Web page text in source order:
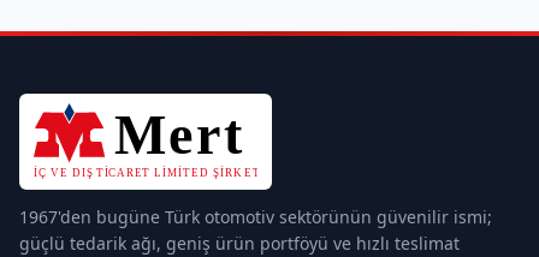
1967'den bugüne Türk otomotiv sektörünün güvenilir ismi;
güçlü tedarik ağı, geniş ürün portföyü ve hızlı teslimat